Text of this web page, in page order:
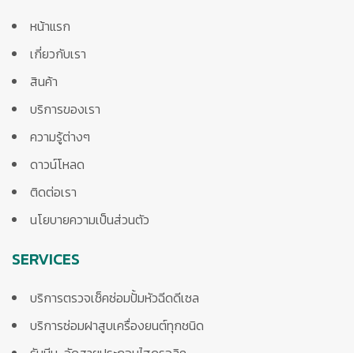
หน้าแรก
เกี่ยวกับเรา
สินค้า
บริการของเรา
ความรู้ต่างๆ
ดาวน์โหลด
ติดต่อเรา
นโยบายความเป็นส่วนตัว
SERVICES
บริการตรวจเช็คซ่อมปั้มหัวฉีดดีเซล
บริการซ่อมฝาสูบเครื่องยนต์ทุกชนิด